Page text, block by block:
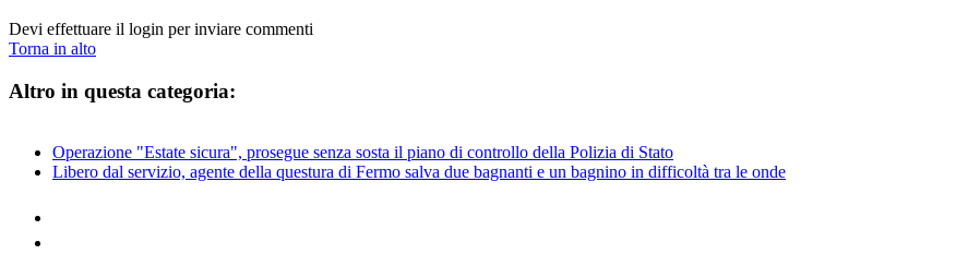
Devi effettuare il login per inviare commenti
Torna in alto
Altro in questa categoria:
Operazione "Estate sicura", prosegue senza sosta il piano di controllo della Polizia di Stato
Libero dal servizio, agente della questura di Fermo salva due bagnanti e un bagnino in difficoltà tra le onde